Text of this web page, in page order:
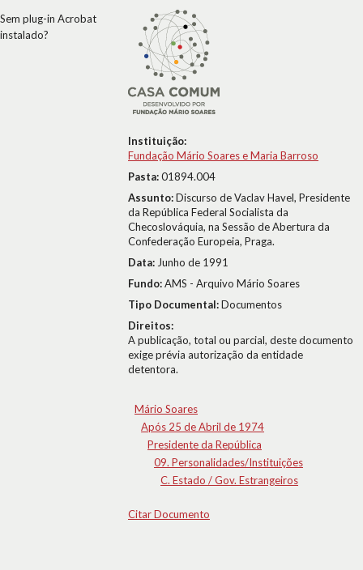
Instituição:
Fundação Mário Soares e Maria Barroso
Pasta:01894.004
Assunto:Discurso de Vaclav Havel, Presidente
da República Federal Socialista da
Checoslováquia, na Sessão de Abertura da
Confederação Europeia, Praga.
Data: Junho de 1991
Fundo:AMS - Arquivo Mário Soares
Tipo Documental:Documentos
Direitos:
A publicação, total ou parcial, deste documento
exige prévia autorização da entidade
detentora.
Mário Soares
Após 25 de Abril de 1974
Presidente da República
09. Personalidades/Instituições
C. Estado / Gov. Estrangeiros
Citar Documento
Sem plug-in Acrobat
instalado?